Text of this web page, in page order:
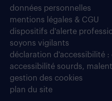
données personnelles
mentions légales & CGU
dispositifs d'alerte
soyons vigilants
déclaration d'accessibilité
accessibilité sourds,
gestion des cookies
plan du site